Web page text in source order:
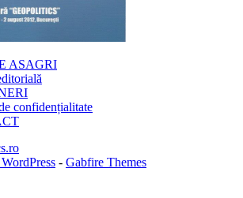
ASAGRI
confidențialitate
- Gabfire Themes